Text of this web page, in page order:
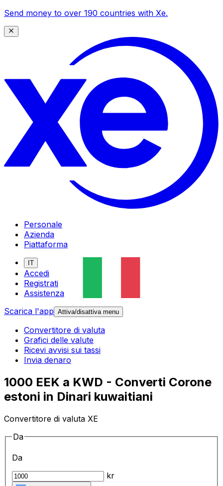
Send money to over 190 countries with Xe.
Personale
Azienda
Piattaforma
IT
Accedi
Registrati
Assistenza
Scarica l'app Attiva/disattiva menu
Convertitore di valuta
Grafici delle valute
Ricevi avvisi sui tassi
Invia denaro
1000 EEK a KWD - Converti Corone
estoni in Dinari kuwaitiani
Convertitore di valuta XE
Da
Da
kr